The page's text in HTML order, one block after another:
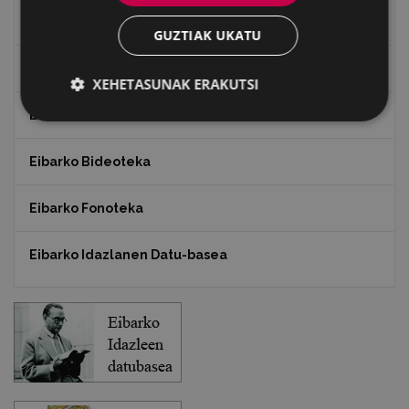
"Gure Herria" aldizkaria
EXFIBAR
Eibarko Bideoteka
Eibarko Fonoteka
Eibarko Idazlanen Datu-basea
GUZTIAK UKATU
XEHETASUNAK ERAKUTSI